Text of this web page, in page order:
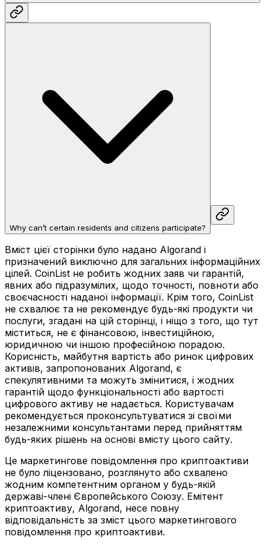
Why can’t certain residents and citizens participate?
Вміст цієї сторінки було надано Algorand і
призначений виключно для загальних інформаційних
цілей. CoinList не робить жодних заяв чи гарантій,
явних або підразумілих, щодо точності, повноти або
своєчасності наданої інформації. Крім того, CoinList
не схвалює та не рекомендує будь-які продукти чи
послуги, згадані на цій сторінці, і ніщо з того, що тут
міститься, не є фінансовою, інвестиційною,
юридичною чи іншою професійною порадою.
Корисність, майбутня вартість або ринок цифрових
активів, запропонованих Algorand, є
спекулятивними та можуть змінитися, і жодних
гарантій щодо функціональності або вартості
цифрового активу не надається. Користувачам
рекомендується проконсультуватися зі своїми
незалежними консультантами перед прийняттям
будь-яких рішень на основі вмісту цього сайту.
Це маркетингове повідомлення про криптоактиви
не було ліцензовано, розглянуто або схвалено
жодним компетентним органом у будь-якій
державі-члені Європейського Союзу. Емітент
криптоактиву, Algorand, несе повну
відповідальність за зміст цього маркетингового
повідомлення про криптоактиви.